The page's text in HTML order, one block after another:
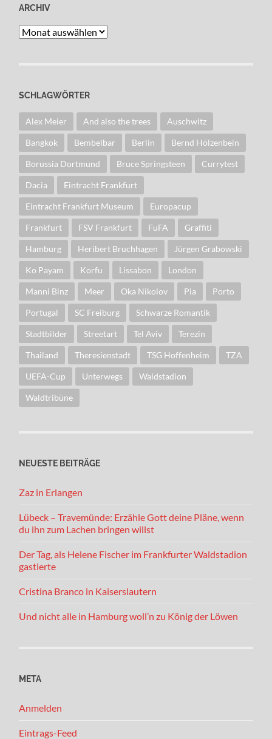
ARCHIV
Archiv
SCHLAGWÖRTER
Alex Meier And also the trees Auschwitz
Bangkok Bembelbar Berlin Bernd Hölzenbein
Borussia Dortmund Bruce Springsteen Currytest
Dacia Eintracht Frankfurt
Eintracht Frankfurt Museum Europacup
Frankfurt FSV Frankfurt FuFA Graffiti
Hamburg Heribert Bruchhagen Jürgen Grabowski
Ko Payam Korfu Lissabon London
Manni Binz Meer Oka Nikolov Pia Porto
Portugal SC Freiburg Schwarze Romantik
Stadtbilder Streetart Tel Aviv Terezin
Thailand Theresienstadt TSG Hoffenheim TZA
UEFA-Cup Unterwegs Waldstadion
Waldtribüne
NEUESTE BEITRÄGE
Zaz in Erlangen
Lübeck – Travemünde: Erzähle Gott deine Pläne, wenn
du ihn zum Lachen bringen willst
Der Tag, als Helene Fischer im Frankfurter Waldstadion
gastierte
Cristina Branco in Kaiserslautern
Und nicht alle in Hamburg woll’n zu König der Löwen
META
Anmelden
Eintrags-Feed